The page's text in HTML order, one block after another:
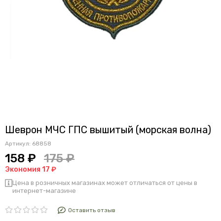
Шеврон МЧС ГПС вышитый (морская волна)
Артикул: 68858
158 ₽ 175 ₽
Экономия 17 ₽
Цена в розничных магазинах может отличаться от цены в
интернет-магазине
Оставить отзыв